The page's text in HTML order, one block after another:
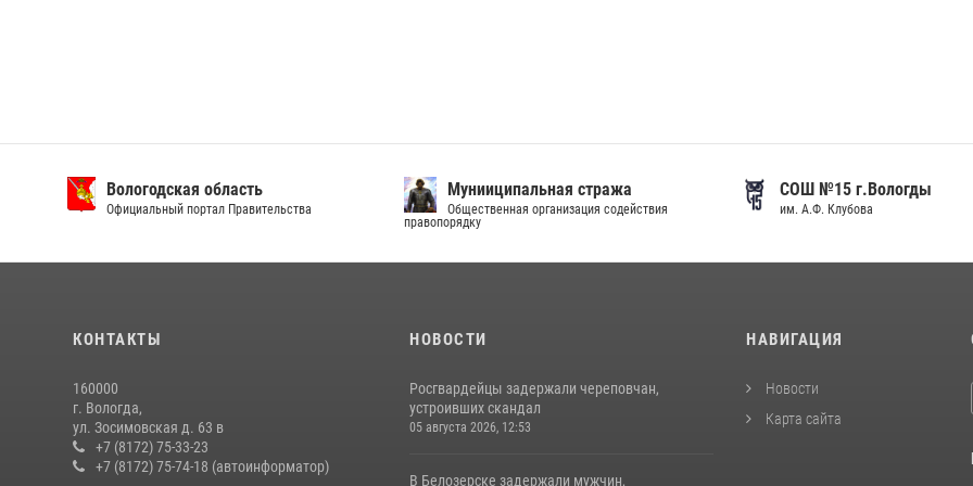
Вологодская область
Официальный портал Правительства
Мунииципальная стража
Общественная организация содействия
правопорядку
СОШ №15 г.Вологды
им. А.Ф. Клубова
КОНТАКТЫ
160000
г. Вологда,
ул. Зосимовская д. 63 в
+7 (8172) 75-33-23
+7 (8172) 75-74-18 (автоинформатор)
НОВОСТИ
Росгвардейцы задержали череповчан,
устроивших скандал
05 августа 2026, 12:53
В Белозерске задержали мужчин,
НАВИГАЦИЯ
Новости
Карта сайта